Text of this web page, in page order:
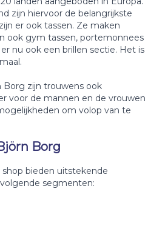
zijn hiervoor de belangrijkste
er ook tassen. Ze maken
ook gym tassen, portemonnees
nu ook een brillen sectie. Het is
Borg zijn trouwens ook
voor de mannen en de vrouwen
om volop van te
Borg
shop bieden uitstekende
segmenten: